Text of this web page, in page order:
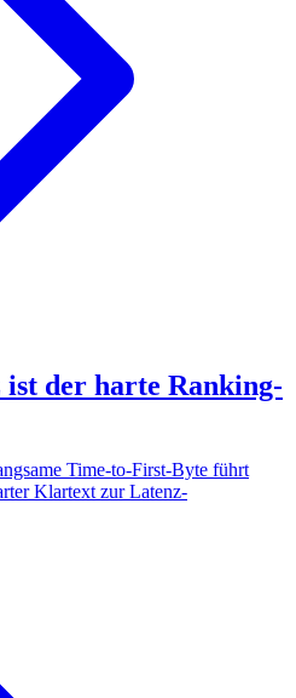
ist der harte Ranking-
Time-to-First-Byte führt
Klartext zur Latenz-